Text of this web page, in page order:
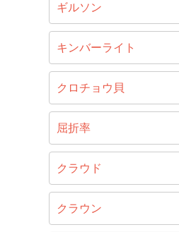
ギルソン
キンバーライト
クロチョウ貝
屈折率
クラウド
クラウン